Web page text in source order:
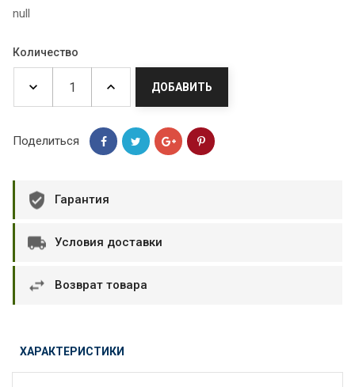
null
Количество
ДОБАВИТЬ
Поделиться
Гарантия
Условия доставки
Возврат товара
ХАРАКТЕРИСТИКИ